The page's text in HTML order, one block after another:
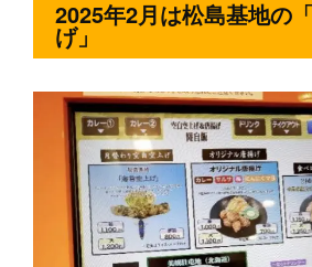
2025年2月は松島基地の
げ」